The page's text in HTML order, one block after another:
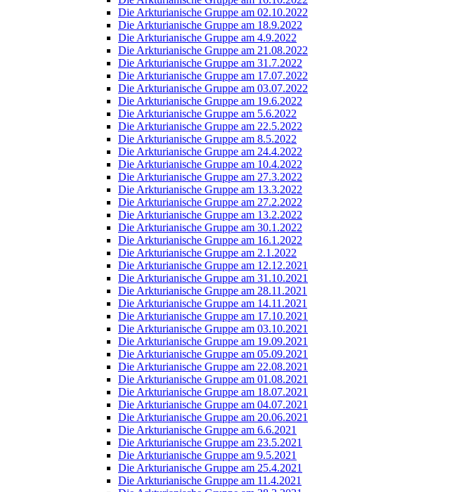
Die Arkturianische Gruppe am 02.10.2022
Die Arkturianische Gruppe am 18.9.2022
Die Arkturianische Gruppe am 4.9.2022
Die Arkturianische Gruppe am 21.08.2022
Die Arkturianische Gruppe am 31.7.2022
Die Arkturianische Gruppe am 17.07.2022
Die Arkturianische Gruppe am 03.07.2022
Die Arkturianische Gruppe am 19.6.2022
Die Arkturianische Gruppe am 5.6.2022
Die Arkturianische Gruppe am 22.5.2022
Die Arkturianische Gruppe am 8.5.2022
Die Arkturianische Gruppe am 24.4.2022
Die Arkturianische Gruppe am 10.4.2022
Die Arkturianische Gruppe am 27.3.2022
Die Arkturianische Gruppe am 13.3.2022
Die Arkturianische Gruppe am 27.2.2022
Die Arkturianische Gruppe am 13.2.2022
Die Arkturianische Gruppe am 30.1.2022
Die Arkturianische Gruppe am 16.1.2022
Die Arkturianische Gruppe am 2.1.2022
Die Arkturianische Gruppe am 12.12.2021
Die Arkturianische Gruppe am 31.10.2021
Die Arkturianische Gruppe am 28.11.2021
Die Arkturianische Gruppe am 14.11.2021
Die Arkturianische Gruppe am 17.10.2021
Die Arkturianische Gruppe am 03.10.2021
Die Arkturianische Gruppe am 19.09.2021
Die Arkturianische Gruppe am 05.09.2021
Die Arkturianische Gruppe am 22.08.2021
Die Arkturianische Gruppe am 01.08.2021
Die Arkturianische Gruppe am 18.07.2021
Die Arkturianische Gruppe am 04.07.2021
Die Arkturianische Gruppe am 20.06.2021
Die Arkturianische Gruppe am 6.6.2021
Die Arkturianische Gruppe am 23.5.2021
Die Arkturianische Gruppe am 9.5.2021
Die Arkturianische Gruppe am 25.4.2021
Die Arkturianische Gruppe am 11.4.2021